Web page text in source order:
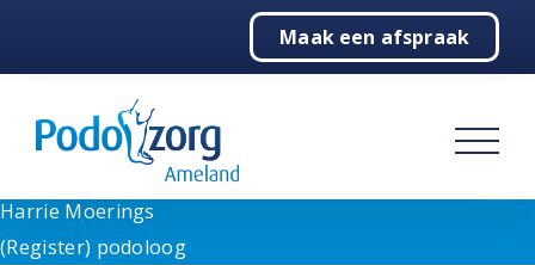
Goedenavond!
Wij staan voor u klaar bij vragen. Selecteer hieronder
onze medewerker.
(Register) podoloogHarrie Moerings
Harrie Moerings
(Register) podoloog
Maak een afspraak
Podologie
Behandelingen
Over ons